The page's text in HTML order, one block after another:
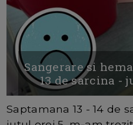
Sangerare si
13 de sarcina -
Saptamana 13 - 14 de